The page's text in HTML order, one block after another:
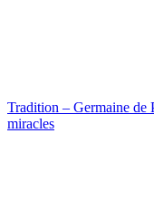
Tradition – Germaine de
miracles